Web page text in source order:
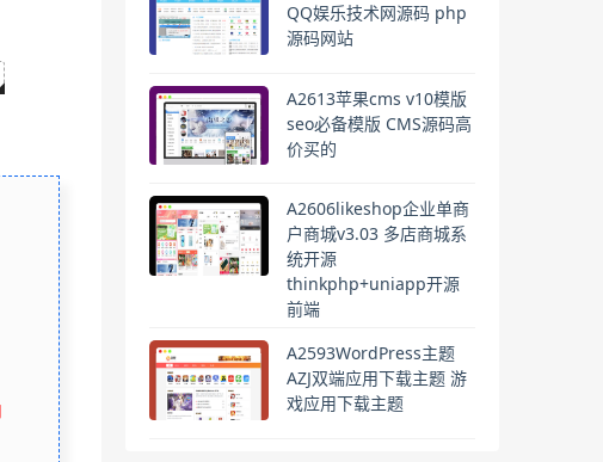
QQ娱乐技术网源码 php
源码网站
A2613苹果cms v10模版
seo必备模版 CMS源码高
价买的
A2606likeshop企业单商
户商城v3.03 多店商城系
统开源
thinkphp+uniapp开源
前端
A2593WordPress主题
AZJ双端应用下载主题 游
戏应用下载主题